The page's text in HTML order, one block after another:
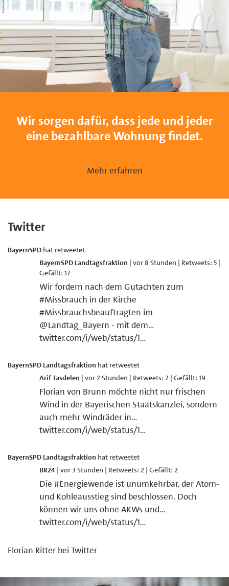
Wir sorgen dafür, dass jede und jeder
eine bezahlbare Wohnung findet.
Mehr erfahren
Twitter
BayernSPD hat retweetet
BayernSPD Landtagsfraktion | vor 8 Stunden | Retweets: 5 |
Gefällt: 17
Wir fordern nach dem Gutachten zum
#Missbrauch in der Kirche
#Missbrauchsbeauftragten im
@Landtag_Bayern - mit dem…
twitter.com/i/web/status/1…
BayernSPD Landtagsfraktion hat retweetet
Arif Tasdelen | vor 2 Stunden | Retweets: 2 | Gefällt: 19
Florian von Brunn möchte nicht nur frischen
Wind in der Bayerischen Staatskanzlei, sondern
auch mehr Windräder in…
twitter.com/i/web/status/1…
BayernSPD Landtagsfraktion hat retweetet
BR24 | vor 3 Stunden | Retweets: 2 | Gefällt: 2
Die #Energiewende ist unumkehrbar, der Atom-
und Kohleausstieg sind beschlossen. Doch
können wir uns ohne AKWs und…
twitter.com/i/web/status/1…
Florian Ritter bei Twitter